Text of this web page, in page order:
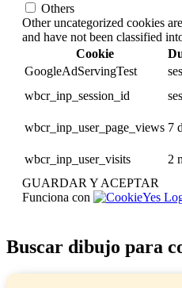
Others
Other uncategorized cookies
and have not been classified
Cookie
GoogleAdServingTest
wbcr_inp_session_id
wbcr_inp_user_page_views 7
wbcr_inp_user_visits
2
GUARDAR Y ACEPTAR
Funciona con
Buscar dibujo para